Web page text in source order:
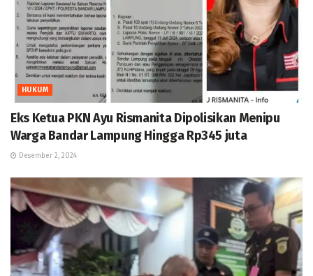
HUKUM
Eks Ketua PKN Ayu Rismanita Dipolisikan Menipu
Warga Bandar Lampung Hingga Rp345 juta
Desember 2, 2024